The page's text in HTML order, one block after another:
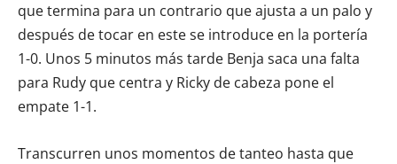
que termina para un contrario que ajusta a un palo y
después de tocar en este se introduce en la portería
1-0. Unos 5 minutos más tarde Benja saca una falta
para Rudy que centra y Ricky de cabeza pone el
empate 1-1.
Transcurren unos momentos de tanteo hasta que